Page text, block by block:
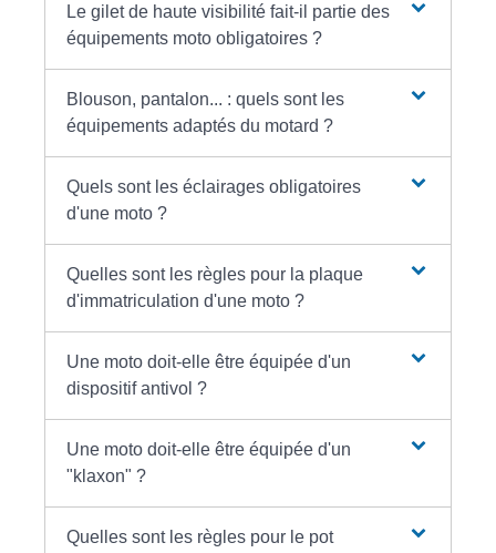
Le gilet de haute visibilité fait-il partie des
équipements moto obligatoires ?
Blouson, pantalon... : quels sont les
équipements adaptés du motard ?
Quels sont les éclairages obligatoires
d'une moto ?
Quelles sont les règles pour la plaque
d'immatriculation d'une moto ?
Une moto doit-elle être équipée d'un
dispositif antivol ?
Une moto doit-elle être équipée d'un
"klaxon" ?
Quelles sont les règles pour le pot